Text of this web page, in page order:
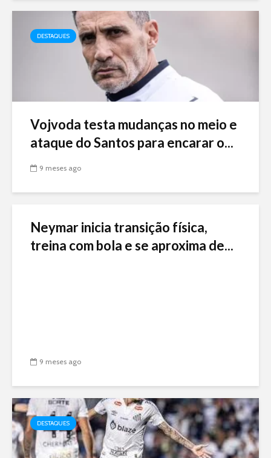
DESTAQUES
Vojvoda testa mudanças no meio e
ataque do Santos para encarar o...
9 meses ago
Neymar inicia transição física,
treina com bola e se aproxima de...
9 meses ago
DESTAQUES